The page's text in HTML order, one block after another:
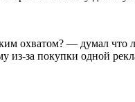
охватом? — думал что
из-за покупки одной